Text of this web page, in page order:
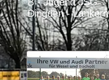
Dingden - Lankern